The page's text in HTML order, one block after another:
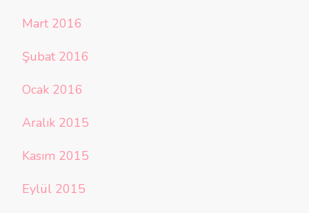
Mart 2016
Şubat 2016
Ocak 2016
Aralık 2015
Kasım 2015
Eylül 2015